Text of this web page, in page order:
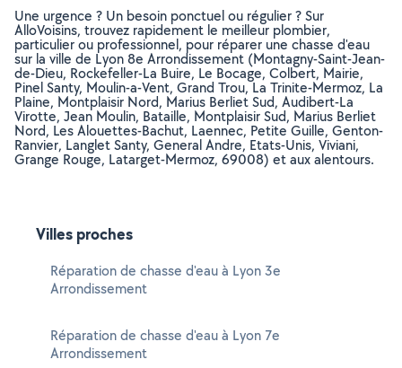
Une urgence ? Un besoin ponctuel ou régulier ? Sur
AlloVoisins, trouvez rapidement le meilleur plombier,
particulier ou professionnel, pour réparer une chasse d'eau
sur la ville de Lyon 8e Arrondissement (Montagny-Saint-Jean-
de-Dieu, Rockefeller-La Buire, Le Bocage, Colbert, Mairie,
Pinel Santy, Moulin-a-Vent, Grand Trou, La Trinite-Mermoz, La
Plaine, Montplaisir Nord, Marius Berliet Sud, Audibert-La
Virotte, Jean Moulin, Bataille, Montplaisir Sud, Marius Berliet
Nord, Les Alouettes-Bachut, Laennec, Petite Guille, Genton-
Ranvier, Langlet Santy, General Andre, Etats-Unis, Viviani,
Grange Rouge, Latarget-Mermoz, 69008) et aux alentours.
Villes proches
Réparation de chasse d'eau à Lyon 3e
Arrondissement
Réparation de chasse d'eau à Lyon 7e
Arrondissement